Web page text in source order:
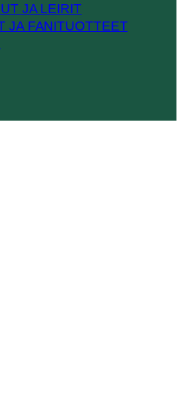
JA LEIRIT
JA FANITUOTTEET